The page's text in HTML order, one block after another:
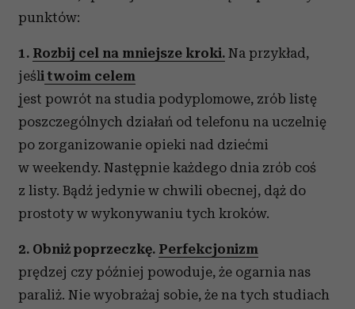
punktów:
1. Rozbij cel na mniejsze kroki. Na przykład,
jeślitwoim celem
jest powrót na studia podyplomowe, zrób listę
poszczególnych działań od telefonu na uczelnię
po zorganizowanie opieki nad dziećmi
w weekendy. Następnie każdego dnia zrób coś
z listy. Bądź jedynie w chwili obecnej, dąż do
prostoty w wykonywaniu tych kroków.
2. Obniż poprzeczkę. Perfekcjonizm
prędzej czy później powoduje, że ogarnia nas
paraliż. Nie wyobrażaj sobie, że na tych studiach